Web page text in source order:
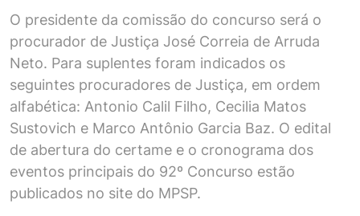
O presidente da comissão do concurso será o
procurador de Justiça José Correia de Arruda
Neto. Para suplentes foram indicados os
seguintes procuradores de Justiça, em ordem
alfabética: Antonio Calil Filho, Cecilia Matos
Sustovich e Marco Antônio Garcia Baz. O edital
de abertura do certame e o cronograma dos
eventos principais do 92º Concurso estão
publicados no site do MPSP.